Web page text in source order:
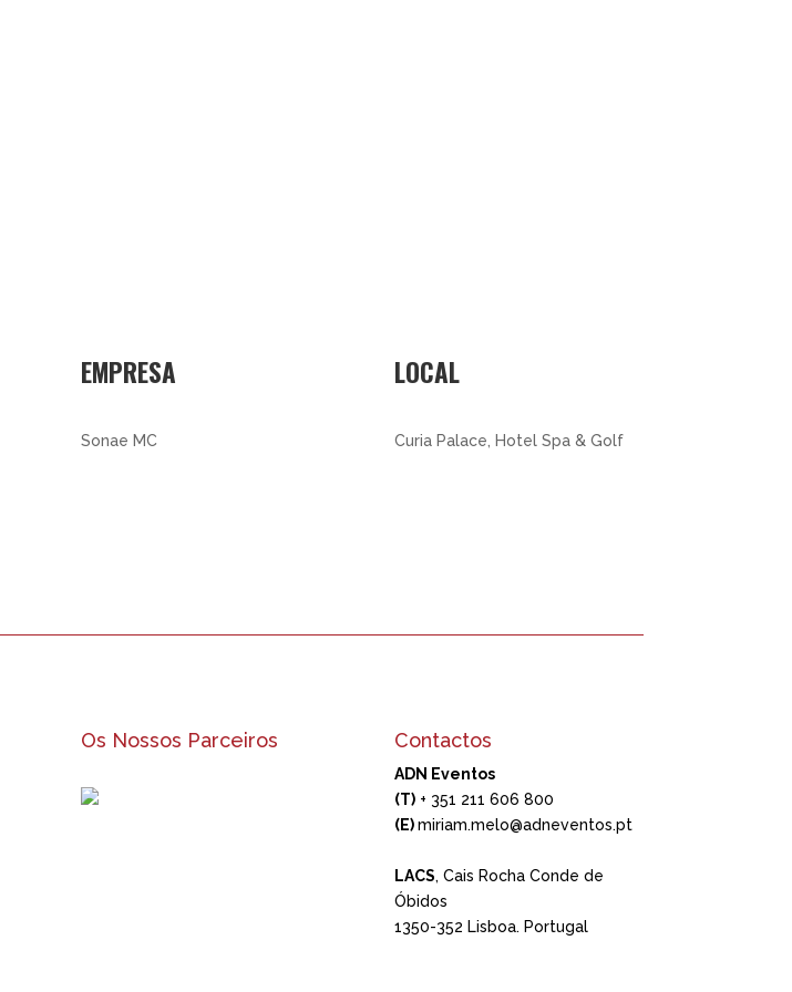
EMPRESA
Sonae MC
LOCAL
Curia Palace, Hotel Spa & Golf
Os Nossos Parceiros Contactos
ADN Eventos
(T) + 351 211 606 800
(E)miriam.melo@adneventos.pt
LACS, Cais Rocha Conde de
Óbidos
1350-352 Lisboa. Portugal